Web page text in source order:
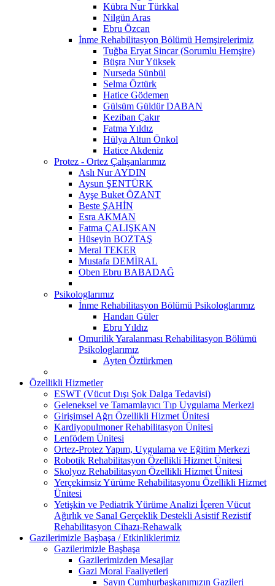
Kübra Nur Türkkal
Nilgün Aras
Ebru Özcan
İnme Rehabilitasyon Bölümü Hemşirelerimiz
Tuğba Eryat Sincar (Sorumlu Hemşire)
Büşra Nur Yüksek
Nurseda Sünbül
Selma Öztürk
Hatice Gödemen
Gülsüm Güldür DABAN
Keziban Çakır
Fatma Yıldız
Hülya Altun Önkol
Hatice Akdeniz
Protez - Ortez Çalışanlarımız
Aslı Nur AYDIN
Aysun ŞENTÜRK
Ayşe Buket ÖZANT
Beste ŞAHİN
Esra AKMAN
Fatma ÇALIŞKAN
Hüseyin BOZTAŞ
Meral TEKER
Mustafa DEMİRAL
Oben Ebru BABADAĞ
Psikologlarımız
İnme Rehabilitasyon Bölümü Psikologlarımız
Handan Güler
Ebru Yıldız
Omurilik Yaralanması Rehabilitasyon Bölümü
Psikologlarımız
Ayten Öztürkmen
Özellikli Hizmetler
ESWT (Vücut Dışı Şok Dalga Tedavisi)
Geleneksel ve Tamamlayıcı Tıp Uygulama Merkezi
Girişimsel Ağrı Özellikli Hizmet Ünitesi
Kardiyopulmoner Rehabilitasyon Ünitesi
Lenfödem Ünitesi
Ortez-Protez Yapım, Uygulama ve Eğitim Merkezi
Robotik Rehabilitasyon Özellikli Hizmet Ünitesi
Skolyoz Rehabilitasyon Özellikli Hizmet Ünitesi
Yerçekimsiz Yürüme Rehabilitasyonu Özellikli Hizmet
Ünitesi
Yetişkin ve Pediatrik Yürüme Analizi İçeren Vücut
Ağırlık ve Sanal Gerçeklik Destekli Asistif Rezistif
Rehabilitasyon Cihazı-Rehawalk
Gazilerimizle Başbaşa / Etkinliklerimiz
Gazilerimizle Başbaşa
Gazilerimizden Mesajlar
Gazi Moral Faaliyetleri
Sayın Cumhurbaşkanımızın Gazileri